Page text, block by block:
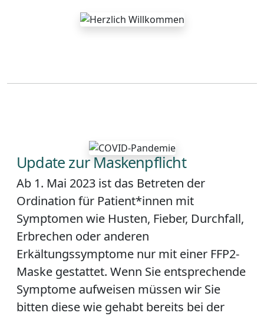
Update zur Maskenpflicht
Ab 1. Mai 2023 ist das Betreten der
Ordination für Patient*innen mit
Symptomen wie Husten, Fieber, Durchfall,
Erbrechen oder anderen
Erkältungssymptome nur mit einer FFP2-
Maske gestattet. Wenn Sie entsprechende
Symptome aufweisen müssen wir Sie
bitten diese wie gehabt bereits bei der